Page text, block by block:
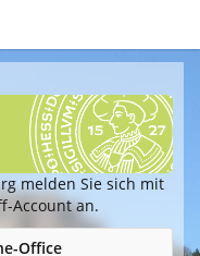
melden Sie sich mit
Account an.
Office